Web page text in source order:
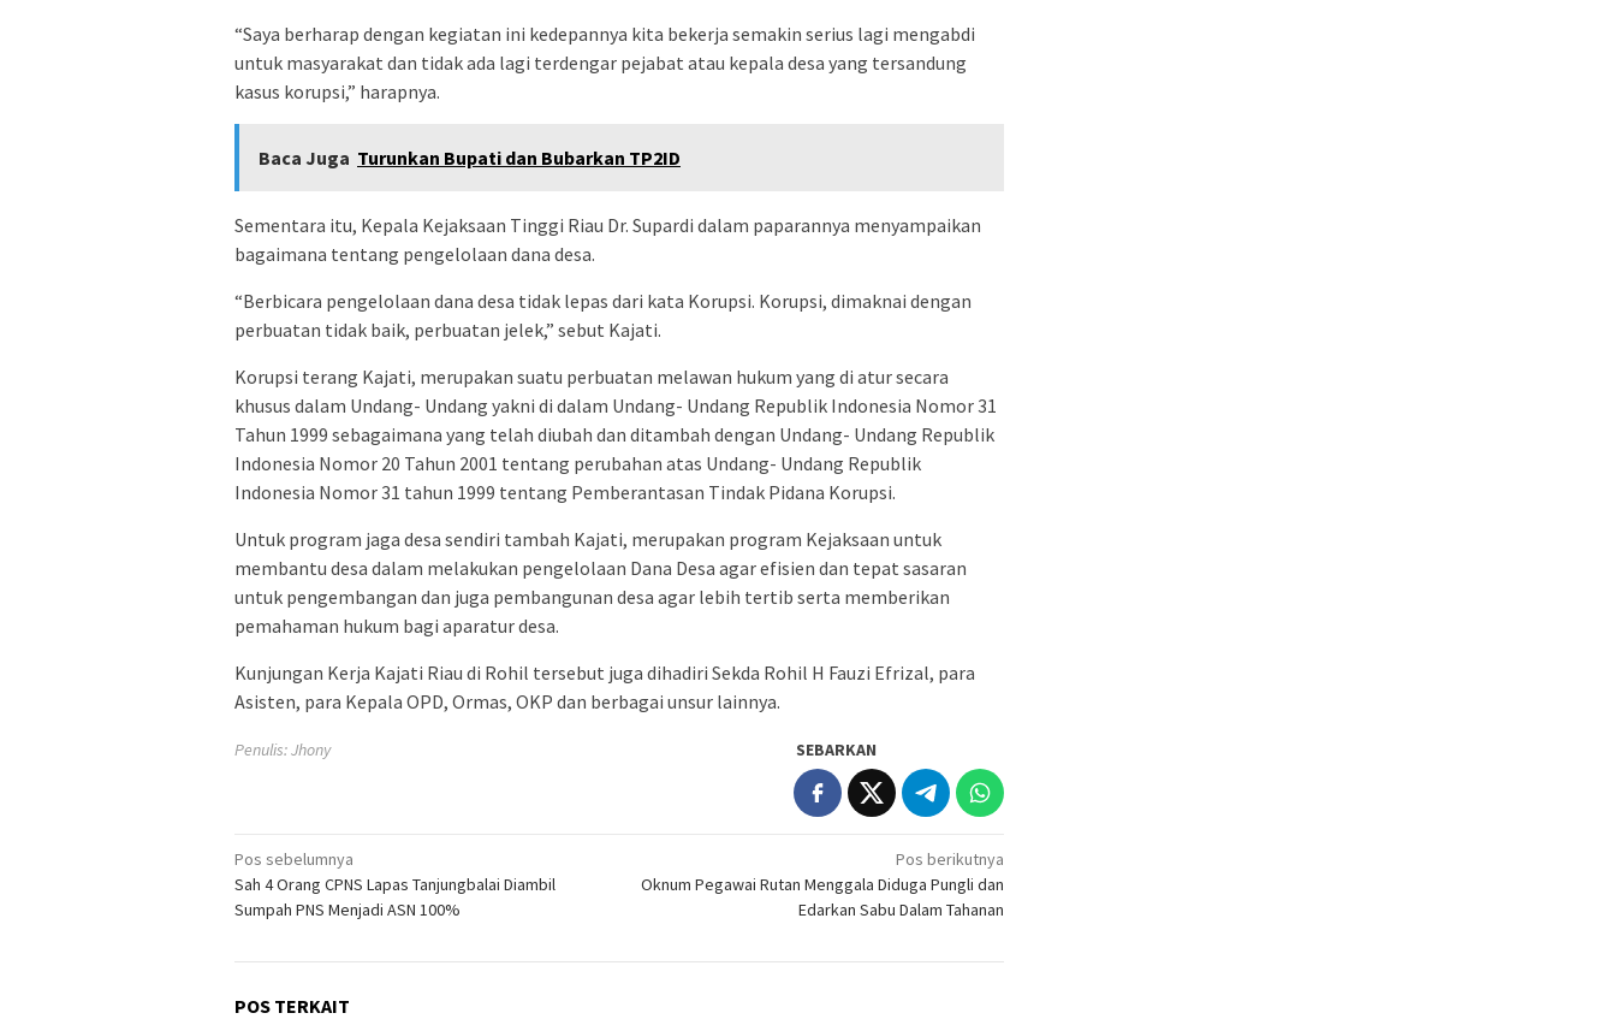
“Saya berharap dengan kegiatan ini kedepannya kita bekerja semakin serius lagi mengabdi
untuk masyarakat dan tidak ada lagi terdengar pejabat atau kepala desa yang tersandung
kasus korupsi,” harapnya.
Baca Juga Turunkan Bupati dan Bubarkan TP2ID
Sementara itu, Kepala Kejaksaan Tinggi Riau Dr. Supardi dalam paparannya menyampaikan
bagaimana tentang pengelolaan dana desa.
“Berbicara pengelolaan dana desa tidak lepas dari kata Korupsi. Korupsi, dimaknai dengan
perbuatan tidak baik, perbuatan jelek,” sebut Kajati.
Korupsi terang Kajati, merupakan suatu perbuatan melawan hukum yang di atur secara
khusus dalam Undang- Undang yakni di dalam Undang- Undang Republik Indonesia Nomor 31
Tahun 1999 sebagaimana yang telah diubah dan ditambah dengan Undang- Undang Republik
Indonesia Nomor 20 Tahun 2001 tentang perubahan atas Undang- Undang Republik
Indonesia Nomor 31 tahun 1999 tentang Pemberantasan Tindak Pidana Korupsi.
Untuk program jaga desa sendiri tambah Kajati, merupakan program Kejaksaan untuk
membantu desa dalam melakukan pengelolaan Dana Desa agar efisien dan tepat sasaran
untuk pengembangan dan juga pembangunan desa agar lebih tertib serta memberikan
pemahaman hukum bagi aparatur desa.
Kunjungan Kerja Kajati Riau di Rohil tersebut juga dihadiri Sekda Rohil H Fauzi Efrizal, para
Asisten, para Kepala OPD, Ormas, OKP dan berbagai unsur lainnya.
Penulis: Jhony SEBARKAN
Navigasi
pos
Pos sebelumnya
Sah 4 Orang CPNS Lapas Tanjungbalai Diambil
Sumpah PNS Menjadi ASN 100%
Pos berikutnya
Oknum Pegawai Rutan Menggala Diduga Pungli dan
Edarkan Sabu Dalam Tahanan
POS TERKAIT